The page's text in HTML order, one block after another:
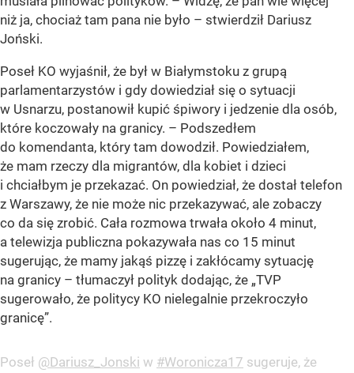
niż ja, chociaż tam pana nie było – stwierdził Dariusz
Joński.
Poseł KO wyjaśnił, że był w Białymstoku z grupą
parlamentarzystów i gdy dowiedział się o sytuacji
w Usnarzu, postanowił kupić śpiwory i jedzenie dla osób,
które koczowały na granicy. – Podszedłem
do komendanta, który tam dowodził. Powiedziałem,
że mam rzeczy dla migrantów, dla kobiet i dzieci
i chciałbym je przekazać. On powiedział, że dostał telefon
z Warszawy, że nie może nic przekazywać, ale zobaczy
co da się zrobić. Cała rozmowa trwała około 4 minut,
a telewizja publiczna pokazywała nas co 15 minut
sugerując, że mamy jakąś pizzę i zakłócamy sytuację
na granicy – tłumaczył polityk dodając, że „TVP
sugerowało, że politycy KO nielegalnie przekroczyło
granicę”.
Poseł @Dariusz_Jonski w #Woronicza17 sugeruje, że